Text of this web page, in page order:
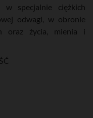
specjalnie ciężkich
odwagi, w obronie
oraz życia, mienia i